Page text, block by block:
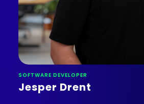
SOFTWARE DEVELOPER
Jesper Drent